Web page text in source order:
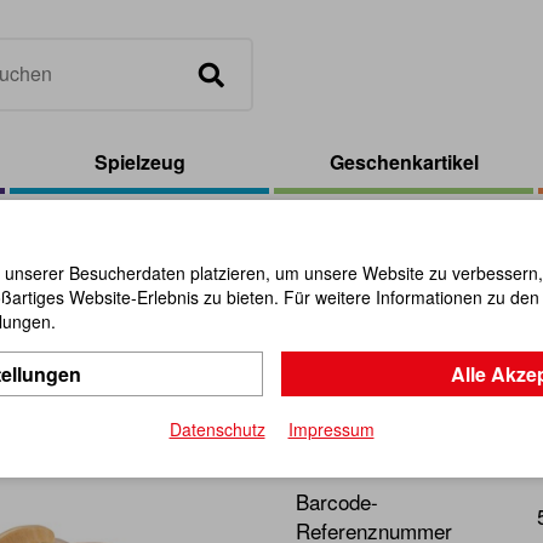
Spielzeug Geschenkartikel
Gepetto`s
Artikel-Nr.:110900
Hochwertiges Cabrio-
Barcode-
Referenznummer
Besucherdaten platzieren, um unsere Website zu
Website-Erlebnis zu bieten. Für weitere Informationen zu
Alle
Datenschutz Impressum